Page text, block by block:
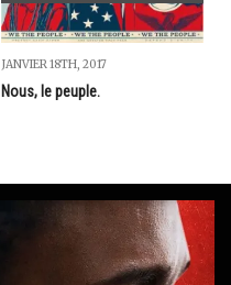
JANVIER 18TH, 2017
Nous, le peuple.